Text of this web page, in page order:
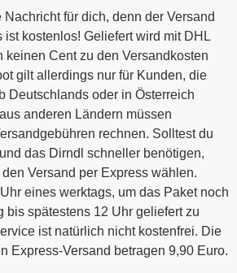
für dich, denn der Versand
kostenlos! Geliefert wird mit DHL
keinen Cent zu den Versandkosten
gilt allerdings nur für Kunden, die
Deutschlands oder in Österreich
anderen Ländern müssen
rechnen. Solltest du
das Dirndl schneller benötigen,
Versand per Express wählen.
eines werktags, um das Paket noch
bis spätestens 12 Uhr geliefert zu
ist natürlich nicht kostenfrei. Die
Express-Versand betragen 9,90 Euro.